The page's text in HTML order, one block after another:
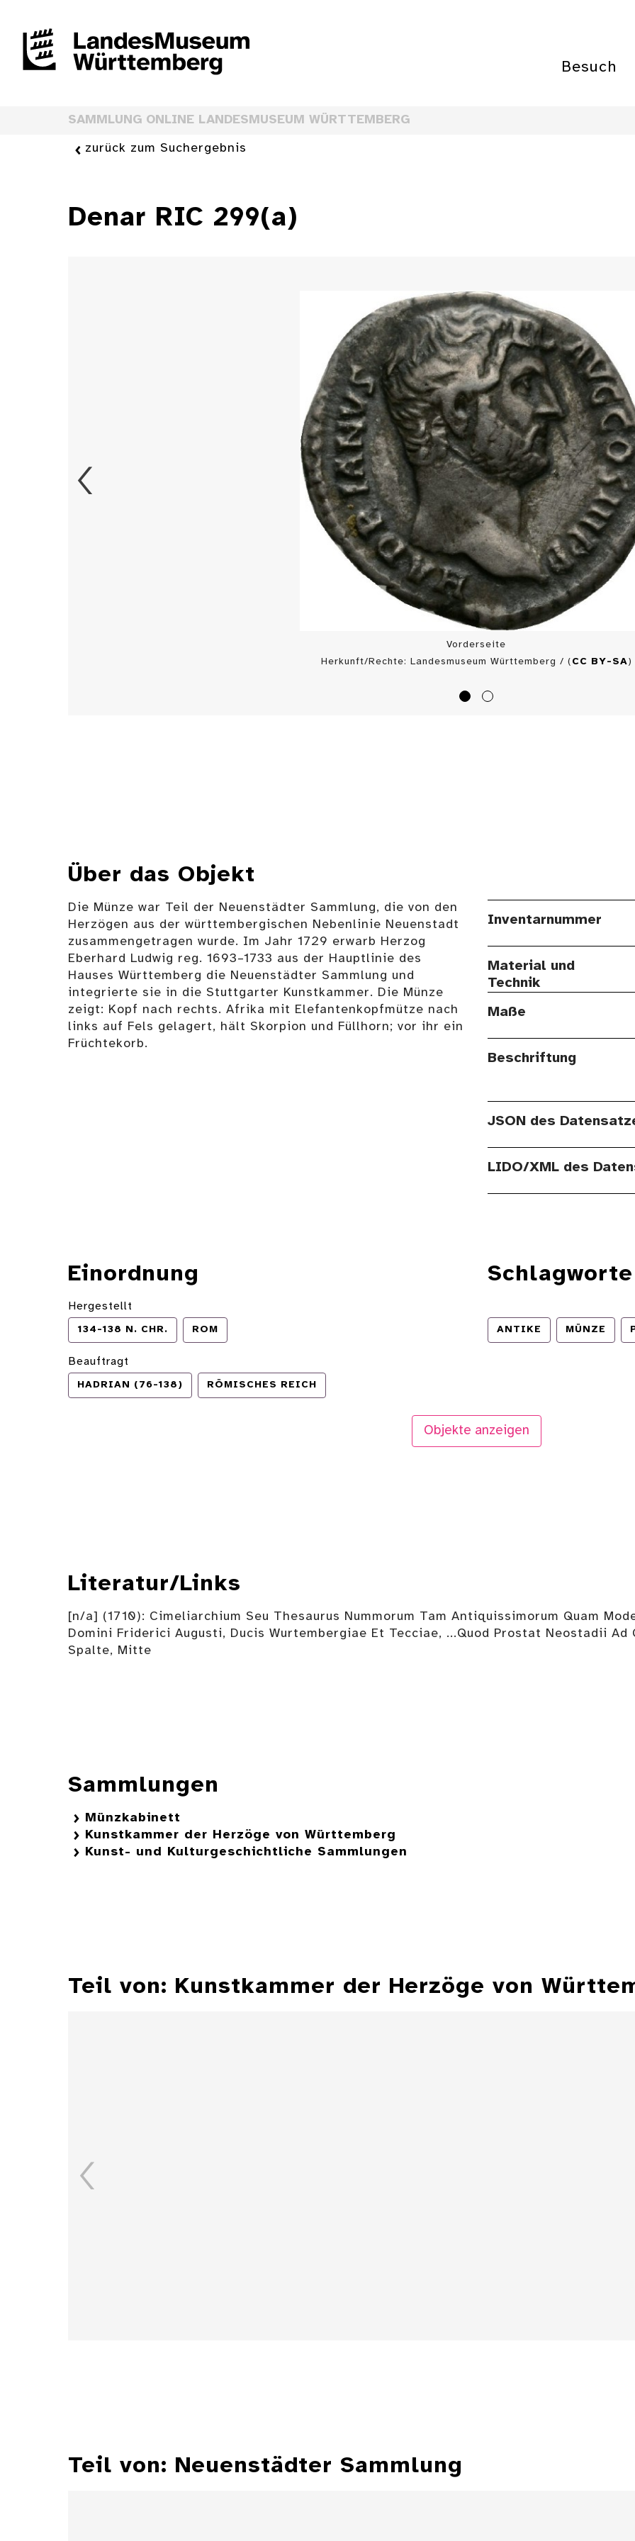
Besuch
SAMMLUNG ONLINE LANDESMUSEUM WÜRTTEMBERG
zurück zum Suchergebnis
Denar RIC 299(a)
Vorderseite
Herkunft/Rechte: Landesmuseum Württemberg / ( CC BY-SA)
Über das Objekt
Die Münze war Teil der Neuenstädter Sammlung, die von den
Herzögen aus der württembergischen Nebenlinie Neuenstadt
zusammengetragen wurde. Im Jahr 1729 erwarb Herzog
Eberhard Ludwig reg. 1693–1733 aus der Hauptlinie des
Hauses Württemberg die Neuenstädter Sammlung und
integrierte sie in die Stuttgarter Kunstkammer. Die Münze
zeigt: Kopf nach rechts. Afrika mit Elefantenkopfmütze nach
links auf Fels gelagert, hält Skorpion und Füllhorn; vor ihr ein
Früchtekorb.
Inventarnummer
Material und
Technik
Maße
Beschriftung
JSON des
LIDO/XML des
Einordnung
Hergestellt
134-138 N. CHR. ROM
Beauftragt
HADRIAN (76-138) RÖMISCHES REICH
Schlagworte
ANTIKE MÜNZE
Objekte anzeigen
Literatur/Links
[n/a] (1710): Cimeliarchium Seu Thesaurus Nummorum Tam Antiquissimorum Quam
Domini Friderici Augusti, Ducis Wurtembergiae Et Tecciae, ...Quod Prostat Neostadii
Spalte, Mitte
Sammlungen
Münzkabinett
Kunstkammer der Herzöge von Württemberg
Kunst- und Kulturgeschichtliche Sammlungen
Teil von: Kunstkammer der Herzöge von
Teil von: Neuenstädter Sammlung